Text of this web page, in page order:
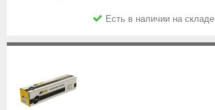
Есть в наличии на складе